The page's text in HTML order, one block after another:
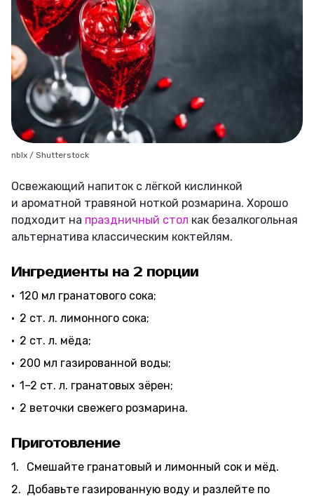
nblx / Shutterstock
Освежающий напиток с лёгкой кислинкой
и ароматной травяной ноткой розмарина. Хорошо
подходит на праздничный стол как безалкогольная
альтернатива классическим коктейлям.
Ингредиенты на 2 порции
120 мл гранатового сока;
2 ст. л. лимонного сока;
2 ст. л. мёда;
200 мл газированной воды;
1–2 ст. л. гранатовых зёрен;
2 веточки свежего розмарина.
Приготовление
Смешайте гранатовый и лимонный сок и мёд.
Добавьте газированную воду и разлейте по